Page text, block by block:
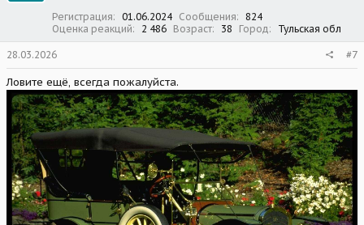
Регистрация 01.06.2024 Сообщения
824
Оценка реакций
2 486 Возраст 38 Город Тульская обл
28.03.2026 #7
Ловите ещё, всегда пожалуйста.